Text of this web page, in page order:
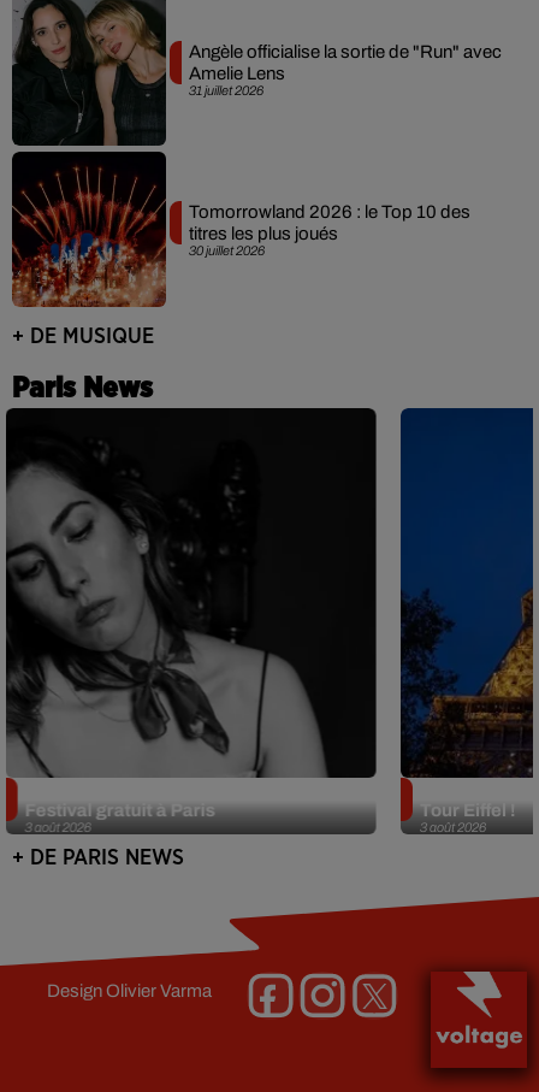
31 juillet 2026
Angèle officialise la sortie de "Run" avec
Amelie Lens
30 juillet 2026
Tomorrowland 2026 : le Top 10 des
titres les plus joués
+ DE MUSIQUE
Paris News
3 août 2026
Festival gratuit à Paris
3 août 2026
Tour Eiffel !
+ DE PARIS NEWS
DesignOlivier Varma